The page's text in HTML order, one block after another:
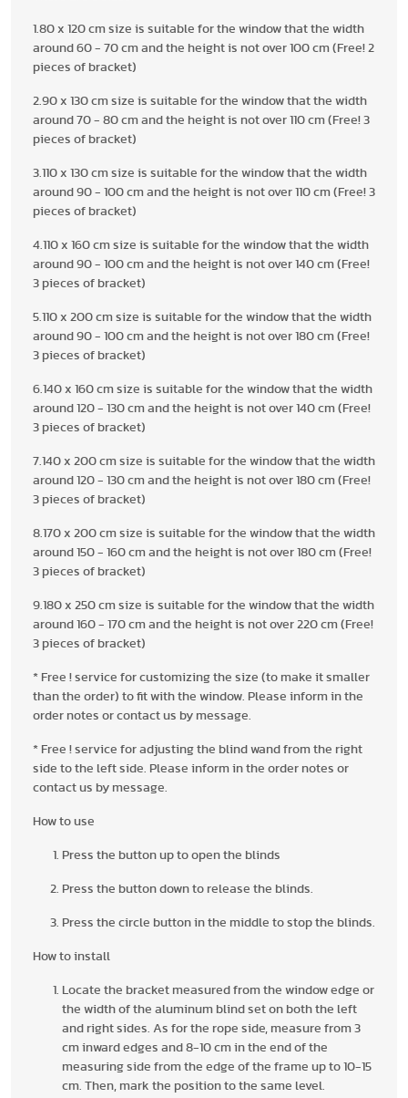
1.80 x 120 cm size is suitable for the window that the width
around 60 - 70 cm and the height is not over 100 cm (Free! 2
pieces of bracket)
2.90 x 130 cm size is suitable for the window that the width
around 70 - 80 cm and the height is not over 110 cm (Free! 3
pieces of bracket)
3.110 x 130 cm size is suitable for the window that the width
around 90 - 100 cm and the height is not over 110 cm (Free! 3
pieces of bracket)
4.110 x 160 cm size is suitable for the window that the width
around 90 - 100 cm and the height is not over 140 cm (Free!
3 pieces of bracket)
5.110 x 200 cm size is suitable for the window that the width
around 90 - 100 cm and the height is not over 180 cm (Free!
3 pieces of bracket)
6.140 x 160 cm size is suitable for the window that the width
around 120 - 130 cm and the height is not over 140 cm (Free!
3 pieces of bracket)
7.140 x 200 cm size is suitable for the window that the width
around 120 - 130 cm and the height is not over 180 cm (Free!
3 pieces of bracket)
8.170 x 200 cm size is suitable for the window that the width
around 150 - 160 cm and the height is not over 180 cm (Free!
3 pieces of bracket)
9.180 x 250 cm size is suitable for the window that the width
around 160 - 170 cm and the height is not over 220 cm (Free!
3 pieces of bracket)
* Free ! service for customizing the size (to make it smaller
than the order) to fit with the window. Please inform in the
order notes or contact us by message.
* Free ! service for adjusting the blind wand from the right
side to the left side. Please inform in the order notes or
contact us by message.
How to use
Press the button up to open the blinds
Press the button down to release the blinds.
Press the circle button in the middle to stop the blinds.
How to install
Locate the bracket measured from the window edge or
the width of the aluminum blind set on both the left
and right sides. As for the rope side, measure from 3
cm inward edges and 8-10 cm in the end of the
measuring side from the edge of the frame up to 10-15
cm. Then, mark the position to the same level.